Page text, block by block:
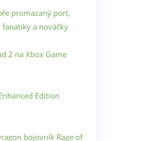
promazaný port,
a nováčky
2 na Xbox Game
Edition
bojovník Rage of